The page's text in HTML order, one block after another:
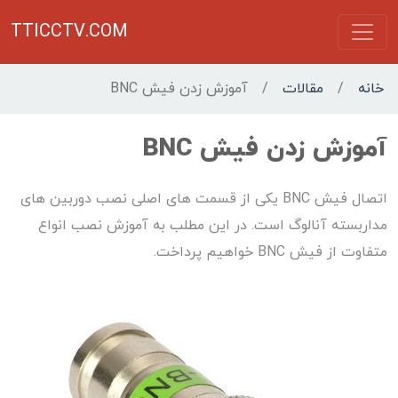
TTICCTV.COM
خانه / مقالات / آموزش زدن فیش BNC
آموزش زدن فیش BNC
اتصال فیش BNC یکی از قسمت های اصلی نصب دوربین های
مداربسته آنالوگ است. در این مطلب به آموزش نصب انواع
متفاوت از فیش BNC خواهیم پرداخت.